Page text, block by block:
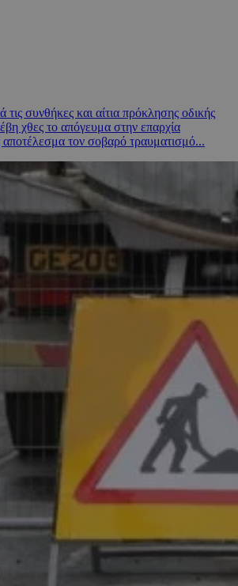
συνθήκες και αίτια πρόκλησης οδικής
χθες το απόγευμα στην επαρχία
αποτέλεσμα τον σοβαρό τραυματισμό...